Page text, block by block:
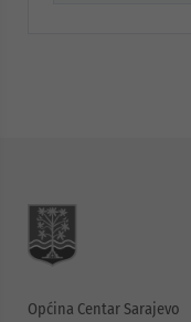
Općina Centar Sarajevo